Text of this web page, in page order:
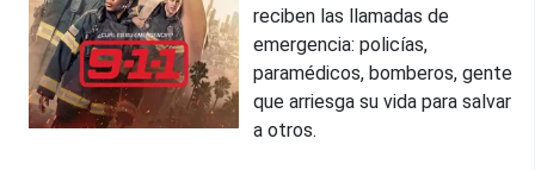
reciben las llamadas de
emergencia: policías,
paramédicos, bomberos, gente
que arriesga su vida para salvar
a otros.